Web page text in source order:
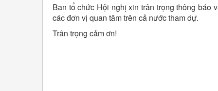
Ban tổ chức Hội nghị xin trân trọng thông báo
các đơn vị quan tâm trên cả nước tham dự.
Trân trọng cảm ơn!